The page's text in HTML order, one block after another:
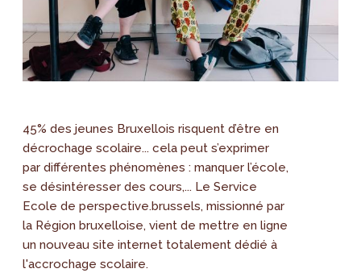
45% des jeunes Bruxellois risquent d’être en
décrochage scolaire... cela peut s’exprimer
par différentes phénomènes : manquer l’école,
se désintéresser des cours,... Le Service
Ecole de perspective.brussels, missionné par
la Région bruxelloise, vient de mettre en ligne
un nouveau site internet totalement dédié à
l'accrochage scolaire.